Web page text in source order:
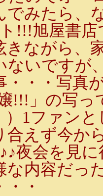
でみたら、
!!!旭屋書
きながら、
ないですが
・・・写真
!!!」の写っ
）1ファン
合えず今か
夜会を見
な内容だっ
・